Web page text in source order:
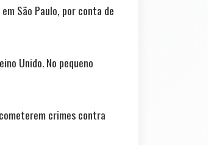
São Paulo, por conta de
Unido. No pequeno
crimes contra